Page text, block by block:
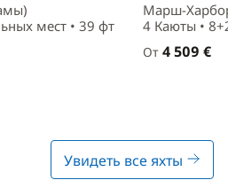
мест • 39 фт
Марш-
4 Каюты •
От 4 509 €
Увидеть все яхты